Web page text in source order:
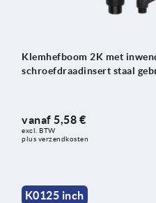
Klemhefboom 2K met
schroefdraadinsert staal
vanaf 5,58 €
excl. BTW
plus verzendkosten
K0125 inch